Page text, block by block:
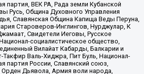
партия, ВЕК РА, Рада земли Кубанской
Русь, Община Духовного Управления
Славянская Община Капища Веды Перуна,
Староверов-Инглингов, Нурджулар, К
Свидетели Иеговы, Русское
социалистическое общество,
Вилайат Кабарды, Балкарии и
Валь-Хиджра, Пит Буль, Национал-
партия России, Славянский союз,
Дьявола, Армия воли народа,